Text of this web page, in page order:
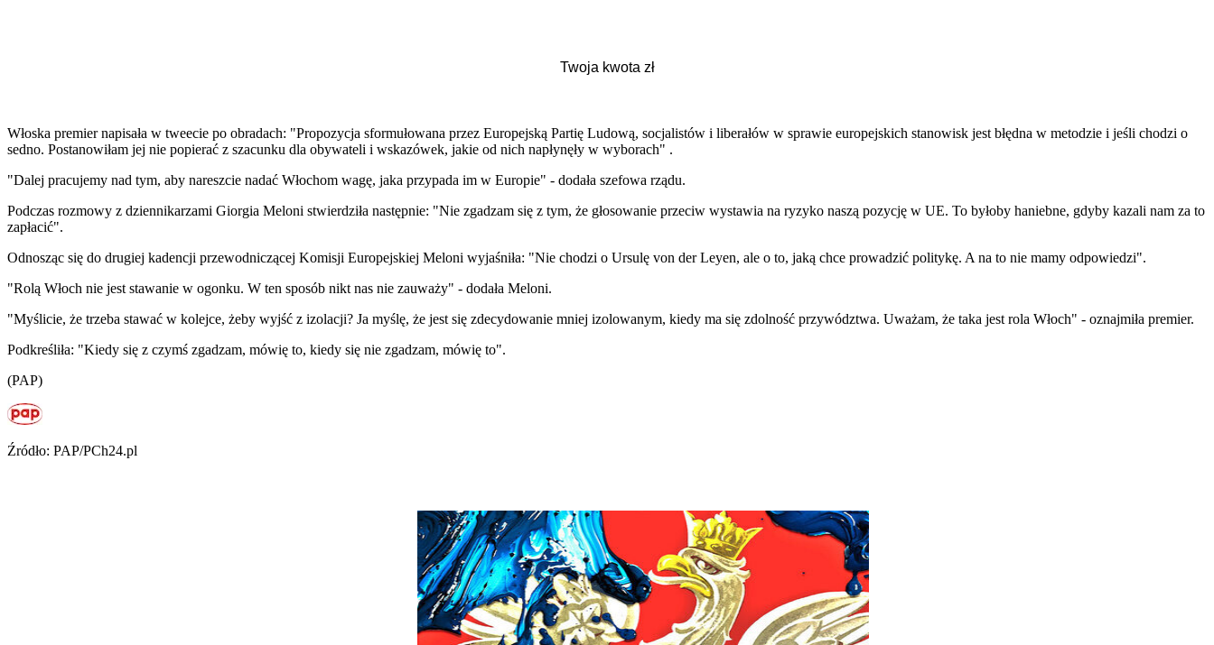
Włoska premier napisała w tweecie po obradach: "Propozycja sformułowana przez Europejską Partię Ludową, socjalistów i liberałów w sprawie europejskich stanowisk jest błędna w metodzie i jeśli chodzi o
sedno. Postanowiłam jej nie popierać z szacunku dla obywateli i wskazówek, jakie od nich napłynęły w wyborach" .
"Dalej pracujemy nad tym, aby nareszcie nadać Włochom wagę, jaka przypada im w Europie" - dodała szefowa rządu.
Podczas rozmowy z dziennikarzami Giorgia Meloni stwierdziła następnie: "Nie zgadzam się z tym, że głosowanie przeciw wystawia na ryzyko naszą pozycję w UE. To byłoby haniebne, gdyby kazali nam za to
zapłacić".
Odnosząc się do drugiej kadencji przewodniczącej Komisji Europejskiej Meloni wyjaśniła: "Nie chodzi o Ursulę von der Leyen, ale o to, jaką chce prowadzić politykę. A na to nie mamy odpowiedzi".
"Rolą Włoch nie jest stawanie w ogonku. W ten sposób nikt nas nie zauważy" - dodała Meloni.
"Myślicie, że trzeba stawać w kolejce, żeby wyjść z izolacji? Ja myślę, że jest się zdecydowanie mniej izolowanym, kiedy ma się zdolność przywództwa. Uważam, że taka jest rola Włoch" - oznajmiła premier.
Podkreśliła: "Kiedy się z czymś zgadzam, mówię to, kiedy się nie zgadzam, mówię to".
(PAP)
Źródło: PAP/PCh24.pl